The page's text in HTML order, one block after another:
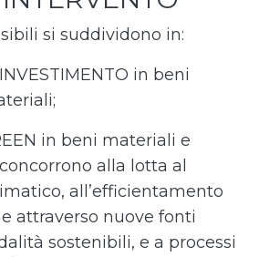
si suddividono in:
in beni
in beni materiali e
alla lotta al
all’efficientamento
attraverso nuove fonti
sostenibili, e a processi